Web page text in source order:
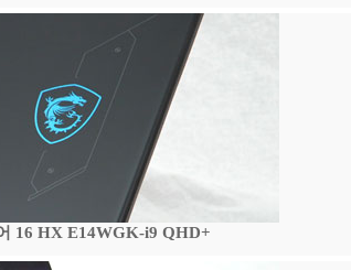
16 HX E14WGK-i9 QHD+